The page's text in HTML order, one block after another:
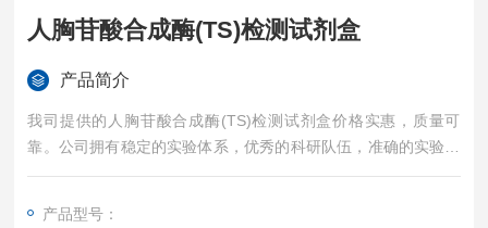
人胸苷酸合成酶(TS)检测试剂盒
产品简介
我司提供的人胸苷酸合成酶(TS)检测试剂盒价格实惠，质量可
靠。公司拥有稳定的实验体系，优秀的科研队伍，准确的实验结
果，是您值得信赖的合作伙伴，凡购买我司的试剂盒产品都可提
产品型号：